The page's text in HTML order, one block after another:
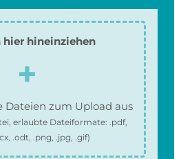
hier hineinziehen
Dateien zum Upload aus
erlaubte Dateiformate: .pdf,
.odt, .png, .jpg, .gif)